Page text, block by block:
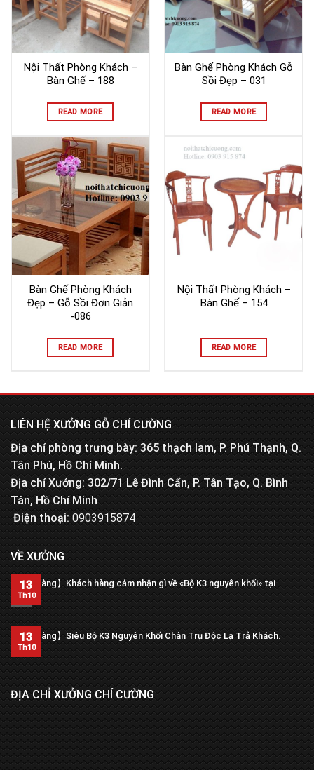
Nội Thất Phòng Khách –
Bàn Ghế – 188
READ MORE
Bàn Ghế Phòng Khách Gỗ
Sồi Đẹp – 031
READ MORE
Bàn Ghế Phòng Khách
Đẹp – Gỗ Sồi Đơn Giản
-086
READ MORE
Nội Thất Phòng Khách –
Bàn Ghế – 154
READ MORE
LIÊN HỆ XƯỞNG GỖ CHÍ CƯỜNG
Địa chỉ phòng trưng bày: 365 thạch lam, P. Phú Thạnh, Q.
Tân Phú, Hồ Chí Minh.
Địa chỉ Xưởng: 302/71 Lê Đình Cẩn, P. Tân Tạo, Q. Bình
Tân, Hồ Chí Minh
Điện thoại:0903915874
VỀ XƯỞNG
【Trả hàng】Khách hàng cảm nhận gì về «Bộ K3 nguyên khối» tại
xưởng?
13
Th10
【Trả hàng】Siêu Bộ K3 Nguyên Khối Chân Trụ Độc Lạ Trả Khách.
13
Th10
ĐỊA CHỈ XƯỞNG CHÍ CƯỜNG